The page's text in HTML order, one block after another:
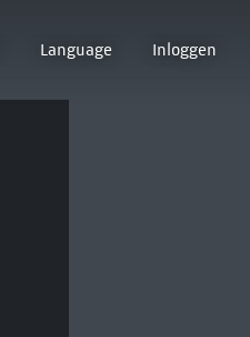
Language Inloggen